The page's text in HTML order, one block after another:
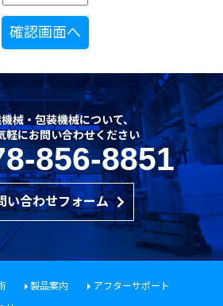
保護マネジメントシステムを継続的改
保護マネジメントシステムの苦情及び
い合わせ窓口
：078-856−8851
区弓木町２丁目２番３号
inc.co.jp
械・包装機械について、
軽にお問い合わせください
856-8851
い合わせフォーム
製品案内
アフターサポート